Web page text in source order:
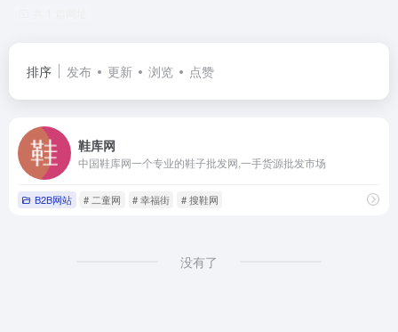
排序 发布 更新 浏览 点赞
鞋库网
中国鞋库网一个专业的鞋子批发网,一手货源批发市场
B2B网站 # 二童网 # 幸福街 # 搜鞋网
没有了